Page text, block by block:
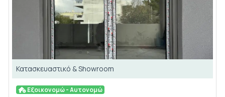
Κατασκευαστικό & Showroom
Εξοικονομώ - Αυτονομώ